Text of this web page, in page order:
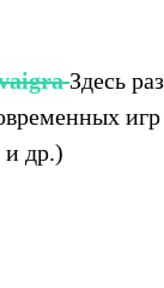
Здесь
игр
и др.)